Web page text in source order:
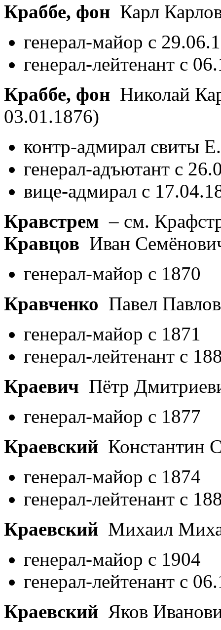
Краббе, фон Карл
генерал-майор с
генерал-лейтенант с
Краббе, фон Николай
03.01.1876)
контр-адмирал свиты
генерал-адъютант с
вице-адмирал с
Кравстрем – см.
Кравцов Иван
генерал-майор с 1870
Кравченко Павел
генерал-майор с 1871
генерал-лейтенант с
Краевич Пётр
генерал-майор с 1877
Краевский Константин
генерал-майор с 1874
генерал-лейтенант с
Краевский Михаил
генерал-майор с 1904
генерал-лейтенант с
Краевский Яков